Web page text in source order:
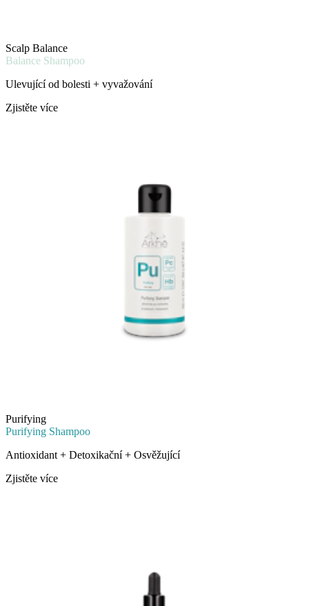
Scalp Balance
Balance Shampoo
Ulevující od bolesti + vyvažování
Zjistěte více
Purifying
Purifying Shampoo
Antioxidant + Detoxikační + Osvěžující
Zjistěte více